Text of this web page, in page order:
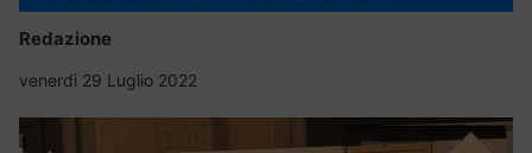
Redazione
venerdì 29 Luglio 2022